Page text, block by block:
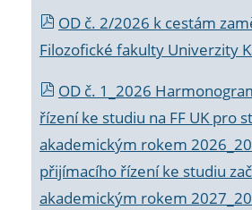
OD č. 2/2026 k cestám
Filozofické fakulty Univerzity
OD č. 1_2026
řízení ke studiu na FF UK pro
akademickým rokem
přijímacího řízení ke studiu
akademickým rokem